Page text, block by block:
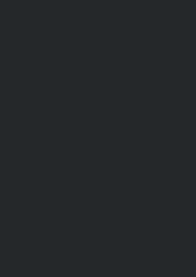
интенсивным.